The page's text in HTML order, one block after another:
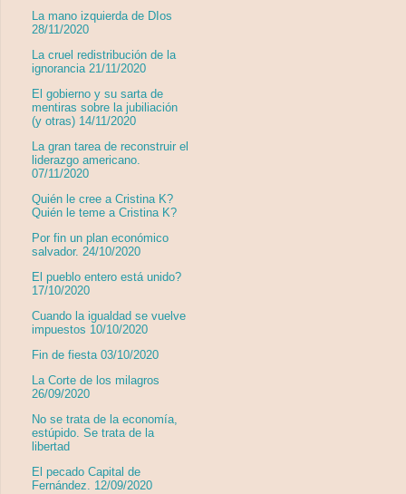
La mano izquierda de DIos
28/11/2020
La cruel redistribución de la
ignorancia 21/11/2020
El gobierno y su sarta de
mentiras sobre la jubiliación
(y otras) 14/11/2020
La gran tarea de reconstruir el
liderazgo americano.
07/11/2020
Quién le cree a Cristina K?
Quién le teme a Cristina K?
Por fin un plan económico
salvador. 24/10/2020
El pueblo entero está unido?
17/10/2020
Cuando la igualdad se vuelve
impuestos 10/10/2020
Fin de fiesta 03/10/2020
La Corte de los milagros
26/09/2020
No se trata de la economía,
estúpido. Se trata de la
libertad
El pecado Capital de
Fernández. 12/09/2020